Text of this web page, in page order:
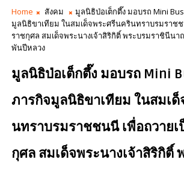
Home สังคม
มูลนิธิป่อเต็กตึ๊ง มอบรถ Mini
มูลนิธิขาเทียม ในสมเด็จพระศรีนครินทราบรมราช
ราชกุศล สมเด็จพระนางเจ้าสิริกิติ์ พระบรมราชินีน
พันปีหลวง
มูลนิธิป่อเต็กตึ๊ง มอบรถ Mini
ภารกิจมูลนิธิขาเทียม ในสมเ
นทราบรมราชชนนี เพื่อถวาย
กุศล สมเด็จพระนางเจ้าสิริกิติ์